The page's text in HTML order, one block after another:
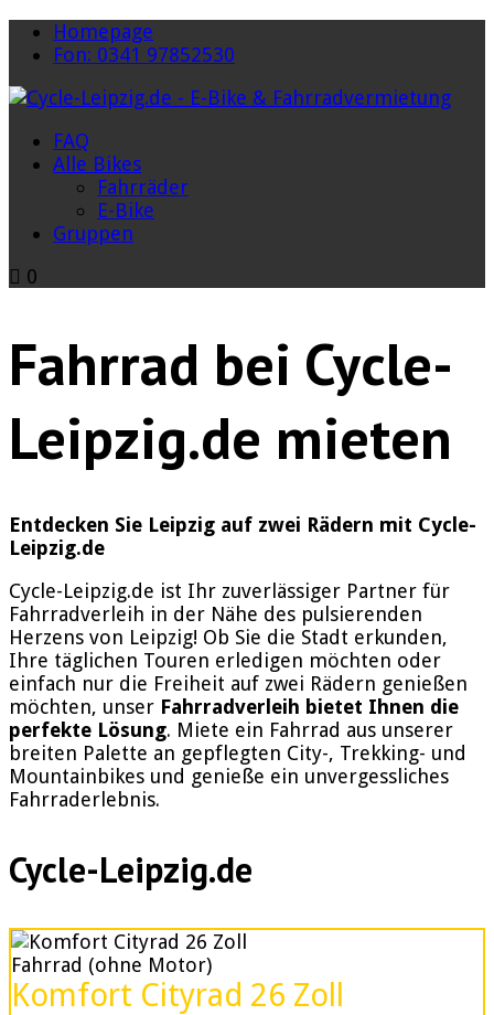
Homepage
Fon: 0341 97852530
FAQ
Alle Bikes
Fahrräder
E-Bike
Gruppen
0
Fahrrad bei Cycle-
Leipzig.de mieten
Entdecken Sie Leipzig auf zwei Rädern mit Cycle-
Leipzig.de
Cycle-Leipzig.de ist Ihr zuverlässiger Partner für
Fahrradverleih in der Nähe des pulsierenden
Herzens von Leipzig! Ob Sie die Stadt erkunden,
Ihre täglichen Touren erledigen möchten oder
einfach nur die Freiheit auf zwei Rädern genießen
möchten, unser Fahrradverleih bietet Ihnen die
perfekte Lösung. Miete ein Fahrrad aus unserer
breiten Palette an gepflegten City-, Trekking- und
Mountainbikes und genieße ein unvergessliches
Fahrraderlebnis.
Cycle-Leipzig.de
Fahrrad (ohne Motor)
Komfort Cityrad 26 Zoll